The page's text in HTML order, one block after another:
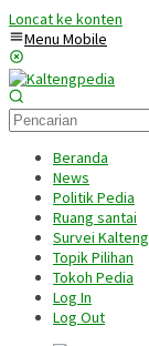
Loncat ke konten
Menu Mobile
Beranda
News
Politik Pedia
Ruang santai
Survei
Topik Pilihan
Tokoh Pedia
Log In
Log Out